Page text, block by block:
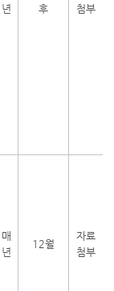
년
후
첨부
매
년
12월
자료
첨부